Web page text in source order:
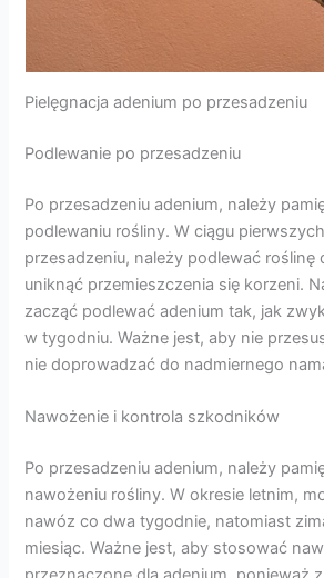
Pielęgnacja adenium po przesadzeniu
Podlewanie po przesadzeniu
Po przesadzeniu adenium, należy
podlewaniu rośliny. W ciągu
przesadzeniu, należy podlewać roślinę
uniknąć przemieszczenia się korzeni.
zacząć podlewać adenium tak, jak
w tygodniu. Ważne jest, aby nie
nie doprowadzać do nadmiernego
Nawożenie i kontrola szkodników
Po przesadzeniu adenium, należy
nawożeniu rośliny. W okresie letnim,
nawóz co dwa tygodnie, natomiast
miesiąc. Ważne jest, aby stosować